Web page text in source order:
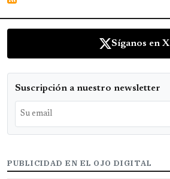
Síganos en X
Suscripción a nuestro newsletter
PUBLICIDAD EN EL OJO DIGITAL